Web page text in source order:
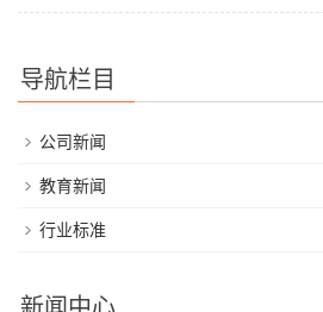
导航栏目
公司新闻
教育新闻
行业标准